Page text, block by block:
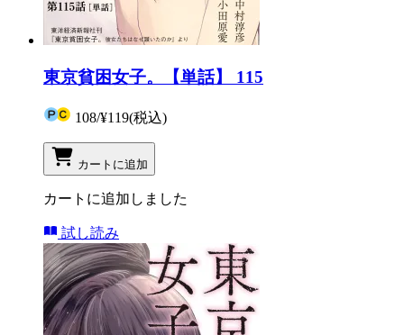
東京貧困女子。【単話】 115
108/¥119(税込)
カートに追加
カートに追加しました
試し読み